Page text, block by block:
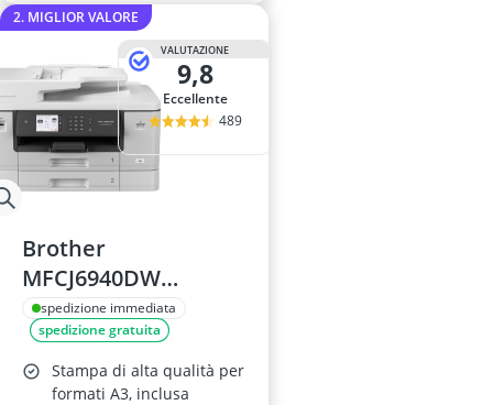
2. MIGLIOR VALORE
VALUTAZIONE
9,8
Eccellente
489
Brother
MFCJ6940DW
Stampante
Multifunzione A3
spedizione immediata
spedizione gratuita
Stampa di alta qualità per
formati A3, inclusa